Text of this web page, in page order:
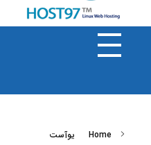
هاست ۹۷ارائه سرویس هاست لینوکس و ثبت دامنه
Home یوآست